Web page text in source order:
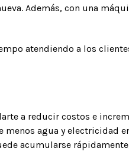
Además, con una
atendiendo a los
a reducir costos e
agua y electricidad
acumularse